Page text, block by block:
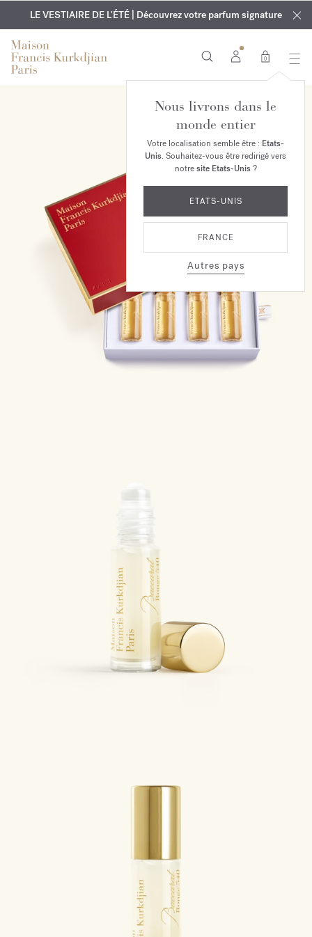
EXCLUSIF | Découvrez le nouveau parfum OUD
velvet mood
dans votre commande*
GRAVURE OFFERTE | Sur tous les parfums et huiles pour le
corps jusqu'au 9 août
LE VESTIAIRE DE L'ÉTÉ | Découvrez votre parfum signature
0
Nous livrons dans le
monde entier
Votre localisation semble être : Etats-
Unis. Souhaitez-vous être redirigé vers
notresite Etats-Unis?
ETATS-UNIS
FRANCE
Autres pays